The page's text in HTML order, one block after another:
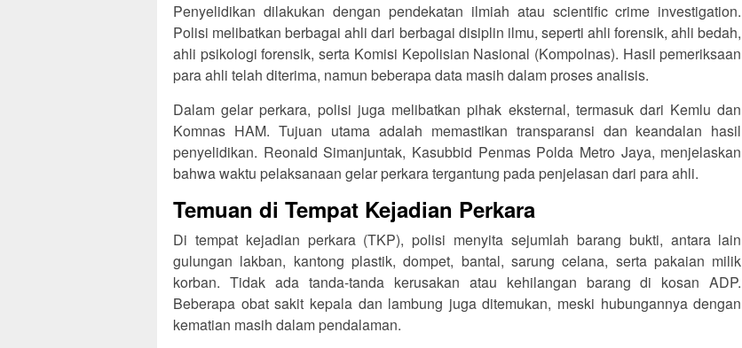
Penyelidikan dilakukan dengan pendekatan ilmiah atau scientific crime investigation.
Polisi melibatkan berbagai ahli dari berbagai disiplin ilmu, seperti ahli forensik, ahli bedah,
ahli psikologi forensik, serta Komisi Kepolisian Nasional (Kompolnas). Hasil pemeriksaan
para ahli telah diterima, namun beberapa data masih dalam proses analisis.
Dalam gelar perkara, polisi juga melibatkan pihak eksternal, termasuk dari Kemlu dan
Komnas HAM. Tujuan utama adalah memastikan transparansi dan keandalan hasil
penyelidikan. Reonald Simanjuntak, Kasubbid Penmas Polda Metro Jaya, menjelaskan
bahwa waktu pelaksanaan gelar perkara tergantung pada penjelasan dari para ahli.
Temuan di Tempat Kejadian Perkara
Di tempat kejadian perkara (TKP), polisi menyita sejumlah barang bukti, antara lain
gulungan lakban, kantong plastik, dompet, bantal, sarung celana, serta pakaian milik
korban. Tidak ada tanda-tanda kerusakan atau kehilangan barang di kosan ADP.
Beberapa obat sakit kepala dan lambung juga ditemukan, meski hubungannya dengan
kematian masih dalam pendalaman.